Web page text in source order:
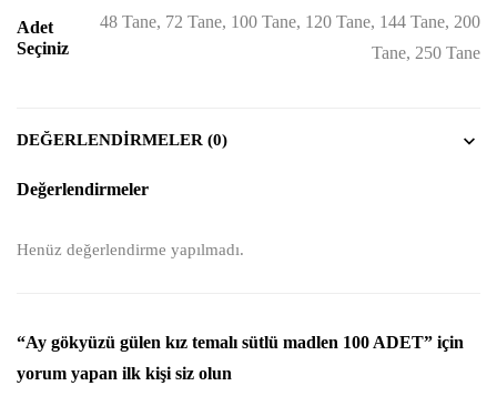
Adet
Seçiniz
48 Tane, 72 Tane, 100 Tane, 120 Tane, 144 Tane, 200
Tane, 250 Tane
DEĞERLENDIRMELER (0)
Değerlendirmeler
Henüz değerlendirme yapılmadı.
“Ay gökyüzü gülen kız temalı sütlü madlen 100 ADET” için
yorum yapan ilk kişi siz olun